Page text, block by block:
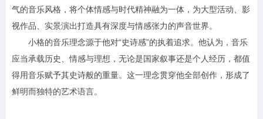
气的音乐风格，将个体情感与时代精神融为一体，为大型活动、影
视作品、实景演出打造具有深度与情感张力的声音世界。
小格的音乐理念源于他对“史诗感”的执着追求。他认为，音乐
应当承载历史、情感与理想，无论是国家叙事还是个人经历，都值
得用音乐赋予其史诗般的重量。这一理念贯穿他全部创作，形成了
鲜明而独特的艺术语言。